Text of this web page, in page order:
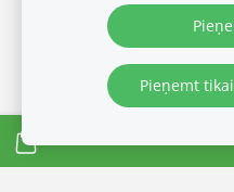
© OUT LOUD SIA
Pieņemt